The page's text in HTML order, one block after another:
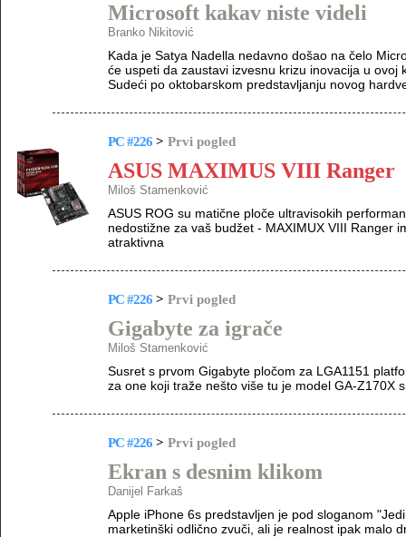
Microsoft kakav niste videli
Branko Nikitović
Kada je Satya Nadella nedavno došao na čelo
će uspeti da zaustavi izvesnu krizu inovacija u
Sudeći po oktobarskom predstavljanju novog
PC #226 > Prvi pogled
ASUS MAXIMUS VIII Ranger
Miloš Stamenković
ASUS ROG su matične ploče ultravisokih
nedostižne za vaš budžet - MAXIMUX VIII Ranger
atraktivna
PC #226 > Prvi pogled
Gigabyte za igrače
Miloš Stamenković
Susret s prvom Gigabyte pločom za LGA1151
za one koji traže nešto više tu je model GA-Z170X
PC #226 > Prvi pogled
Ekran s desnim klikom
Danijel Farkaš
Apple iPhone 6s predstavljen je pod sloganom
marketinški odlično zvuči, ali je realnost ipak malo